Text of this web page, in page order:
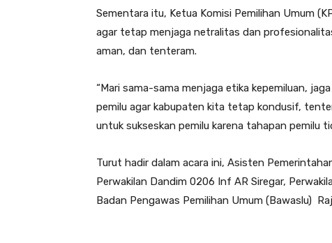
Sementara itu, Ketua Komisi Pemilihan Umum
agar tetap menjaga netralitas dan
aman, dan tenteram.
“Mari sama-sama menjaga etika kepemiluan,
pemilu agar kabupaten kita tetap kondusif,
untuk sukseskan pemilu karena tahapan pemilu
Turut hadir dalam acara ini, Asisten
Perwakilan Dandim 0206 Inf AR Siregar,
Badan Pengawas Pemilihan Umum (Bawaslu)